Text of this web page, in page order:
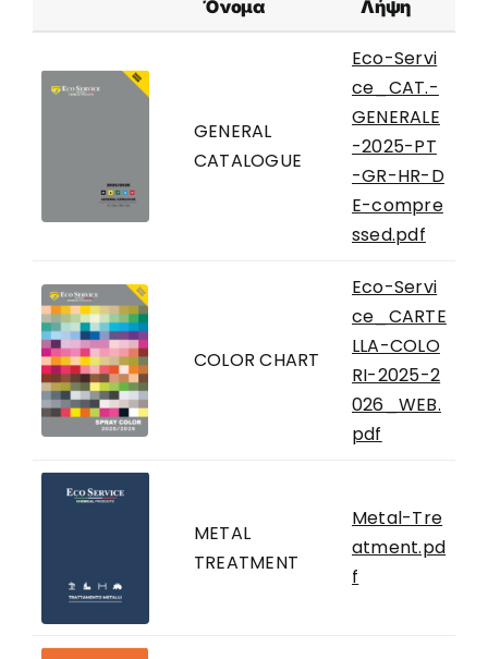
Όνομα Λήψη
GENERAL
CATALOGUE
Eco-Servi
ce_CAT.-
GENERALE
-2025-PT
-GR-HR-D
E-compre
ssed.pdf
COLOR CHART
Eco-Servi
ce_CARTE
LLA-COLO
RI-2025-2
026_WEB.
pdf
METAL
TREATMENT
Metal-Tre
atment.pd
f